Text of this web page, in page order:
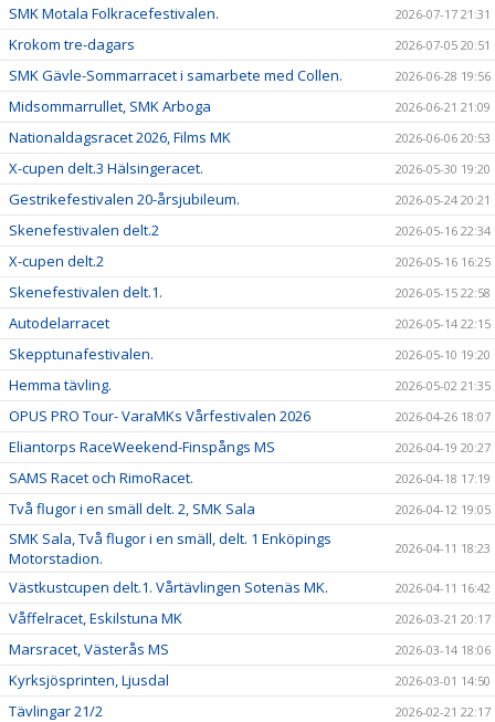
SMK Motala Folkracefestivalen. 2026-07-17 21:31
Krokom tre-dagars 2026-07-05 20:51
SMK Gävle-Sommarracet i samarbete med Collen. 2026-06-28 19:56
Midsommarrullet, SMK Arboga 2026-06-21 21:09
Nationaldagsracet 2026, Films MK 2026-06-06 20:53
X-cupen delt.3 Hälsingeracet. 2026-05-30 19:20
Gestrikefestivalen 20-årsjubileum. 2026-05-24 20:21
Skenefestivalen delt.2 2026-05-16 22:34
X-cupen delt.2 2026-05-16 16:25
Skenefestivalen delt.1. 2026-05-15 22:58
Autodelarracet 2026-05-14 22:15
Skepptunafestivalen. 2026-05-10 19:20
Hemma tävling. 2026-05-02 21:35
OPUS PRO Tour- VaraMKs Vårfestivalen 2026 2026-04-26 18:07
Eliantorps RaceWeekend-Finspångs MS 2026-04-19 20:27
SAMS Racet och RimoRacet. 2026-04-18 17:19
Två flugor i en smäll delt. 2, SMK Sala 2026-04-12 19:05
SMK Sala, Två flugor i en smäll, delt. 1 Enköpings
Motorstadion.
2026-04-11 18:23
Västkustcupen delt.1. Vårtävlingen Sotenäs MK. 2026-04-11 16:42
Våffelracet, Eskilstuna MK 2026-03-21 20:17
Marsracet, Västerås MS 2026-03-14 18:06
Kyrksjösprinten, Ljusdal 2026-03-01 14:50
Tävlingar 21/2 2026-02-21 22:17